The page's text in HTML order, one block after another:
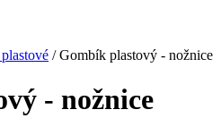
/ Gombík plastový - nožnice
- nožnice